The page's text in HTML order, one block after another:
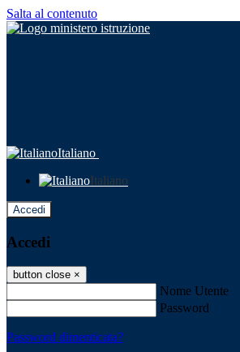
Salta al contenuto
Italiano
Italiano
Accedi
Accedi
button close ×
Nome Utente
Password
Password dimenticata?